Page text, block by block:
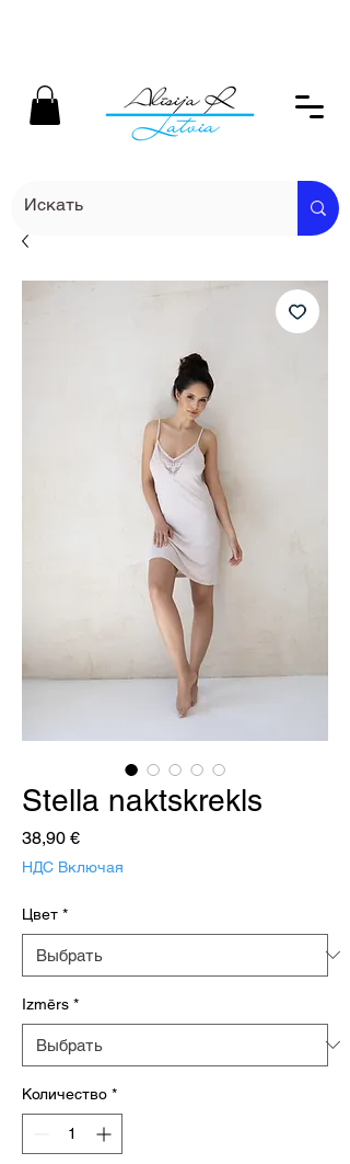
Stella naktskrekls
38,90 €Цена
НДС Включая
Цвет *
Izmērs *
Количество *